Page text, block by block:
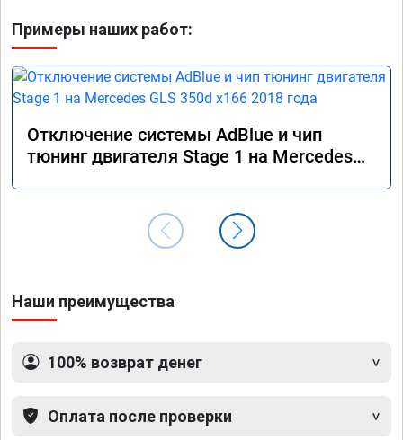
Примеры наших работ:
Отключение системы AdBlue и чип
тюнинг двигателя Stage 1 на Mercedes
Наши преимущества
100% возврат денег
Оплата после проверки